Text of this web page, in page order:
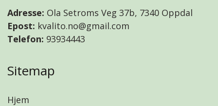
Adresse: Ola Setroms Veg 37b, 7340 Oppdal
Epost: kvalito.no@gmail.com
Telefon: 93934443
Sitemap
Hjem